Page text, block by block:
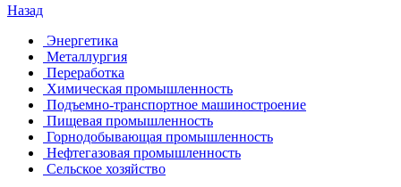
Назад
Энергетика
Металлургия
Переработка
Химическая промышленность
Подъемно-транспортное машиностроение
Пищевая промышленность
Горнодобывающая промышленность
Нефтегазовая промышленность
Сельское хозяйство